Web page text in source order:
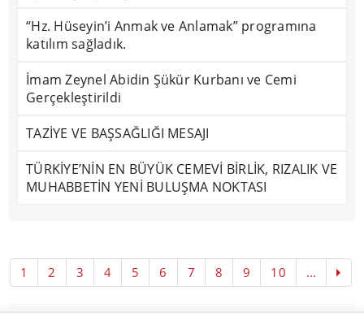
“Hz. Hüseyin’i Anmak ve Anlamak” programına
katılım sağladık.
İmam Zeynel Abidin Şükür Kurbanı ve Cemi
Gerçekleştirildi
TAZİYE VE BAŞSAĞLIĞI MESAJI
TÜRKİYE’NİN EN BÜYÜK CEMEVİ BİRLİK, RIZALIK VE
MUHABBETİN YENİ BULUŞMA NOKTASI
1 2 3 4 5 6 7 8 9 10 ...